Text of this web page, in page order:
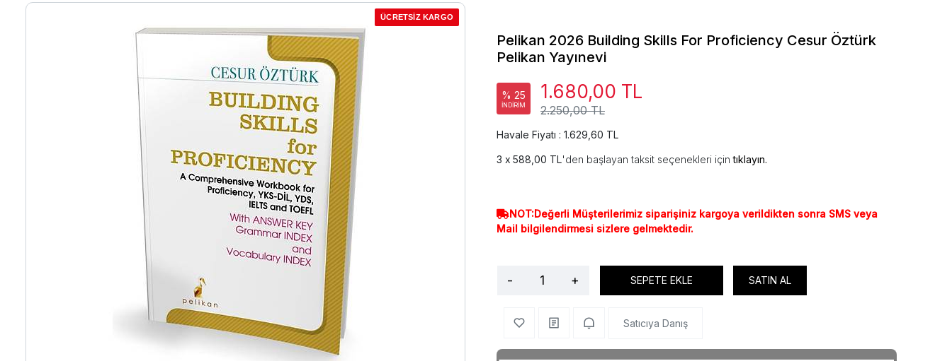
ÜCRETSİZ KARGO
Pelikan 2026 Building Skills For Proficiency Cesur Öztürk
Pelikan Yayınevi
% 25
İNDİRİM 2.250,00 TL
1.680,00 TL
Havale Fiyatı : 1.629,60 TL
588,00 TL'den başlayan taksit seçenekleri içintıklayın.
NOT:Değerli Müşterilerimiz siparişiniz kargoya verildikten sonra SMS veya
Mail bilgilendirmesi sizlere gelmektedir.
- + SEPETE EKLE SATIN AL
Satıcıya Danış